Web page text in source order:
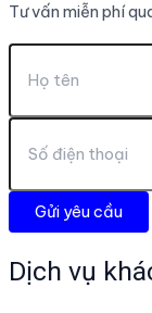
Tư vấn miễn phí
Dịch vụ